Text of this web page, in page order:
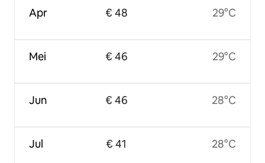
Apr
Mei
Jun
Jul
€ 48
€ 46
€ 46
€ 41
29°C
29°C
28°C
28°C